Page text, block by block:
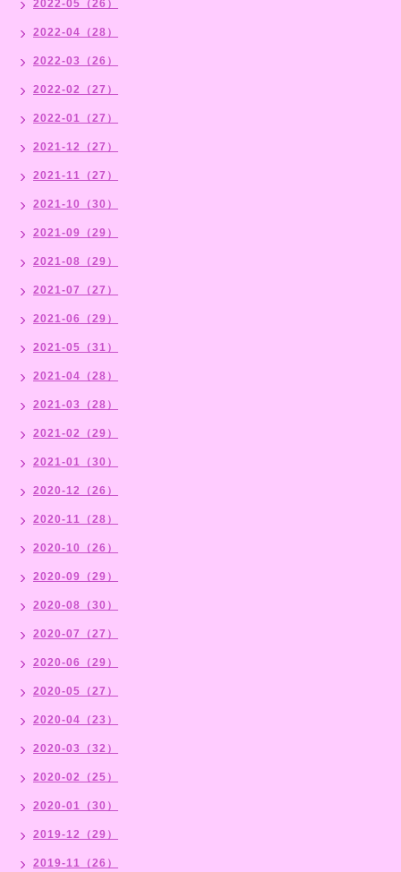
2022-05（26）
2022-04（28）
2022-03（26）
2022-02（27）
2022-01（27）
2021-12（27）
2021-11（27）
2021-10（30）
2021-09（29）
2021-08（29）
2021-07（27）
2021-06（29）
2021-05（31）
2021-04（28）
2021-03（28）
2021-02（29）
2021-01（30）
2020-12（26）
2020-11（28）
2020-10（26）
2020-09（29）
2020-08（30）
2020-07（27）
2020-06（29）
2020-05（27）
2020-04（23）
2020-03（32）
2020-02（25）
2020-01（30）
2019-12（29）
2019-11（26）